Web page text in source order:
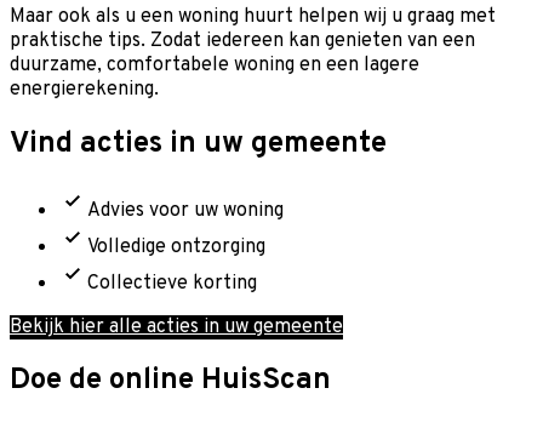
Maar ook als u een woning huurt helpen wij u graag met
praktische tips. Zodat iedereen kan genieten van een
duurzame, comfortabele woning en een lagere
energierekening.
Vind acties in uw gemeente
Advies voor uw woning
Volledige ontzorging
Collectieve korting
Bekijk hier alle acties in uw gemeente
Doe de online HuisScan